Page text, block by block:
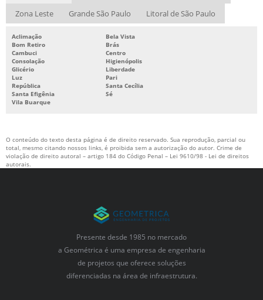
Zona Leste
Grande São Paulo Litoral de São Paulo
Aclimação
Bela Vista
Bom Retiro
Brás
Cambuci
Centro
Consolação
Higienópolis
Glicério
Liberdade
Luz
Pari
República
Santa Cecília
Santa Efigênia
Sé
Vila Buarque
O conteúdo do texto desta página é de direito reservado. Sua reprodução, parcial ou
total, mesmo citando nossos links, é proibida sem a autorização do autor. Crime de
violação de direito autoral – artigo 184 do Código Penal – Lei 9610/98 - Lei de direitos
autorais.
Presente desde 1985 no mercado
a Geométrica é uma empresa de engenharia
de projetos que oferece soluções
diferenciadas na área de infraestrutura.